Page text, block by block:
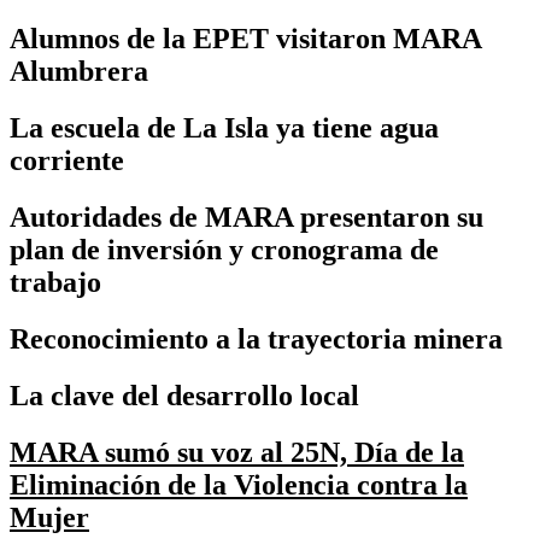
Alumnos de la EPET visitaron MARA
Alumbrera
La escuela de La Isla ya tiene agua
corriente
Autoridades de MARA presentaron su
plan de inversión y cronograma de
trabajo
Reconocimiento a la trayectoria minera
La clave del desarrollo local
MARA sumó su voz al 25N, Día de la
Eliminación de la Violencia contra la
Mujer